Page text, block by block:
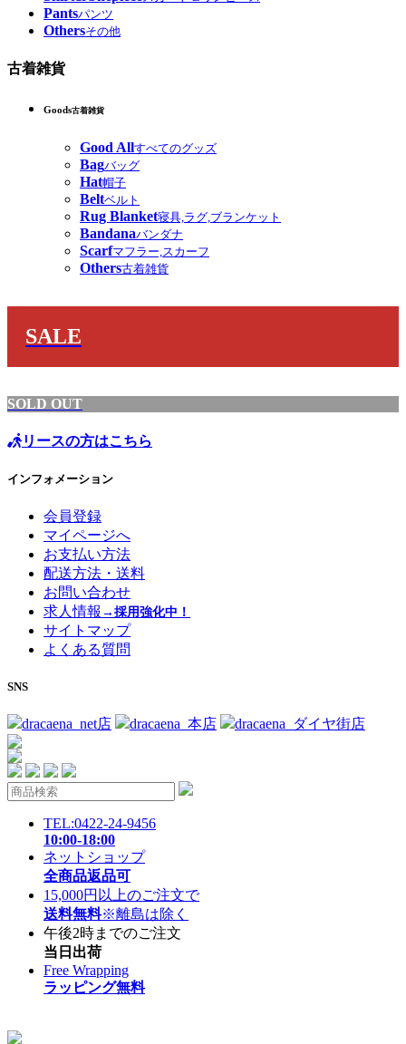
Pantsパンツ
Othersその他
古着雑貨
Goods古着雑貨
Good Allすべてのグッズ
Bagバッグ
Hat帽子
Beltベルト
Rug Blanket寝具,ラグ,ブランケット
Bandanaバンダナ
Scarfマフラー,スカーフ
Others古着雑貨
SALE
SOLD OUT
リースの方はこちら
インフォメーション
会員登録
マイページへ
お支払い方法
配送方法・送料
お問い合わせ
求人情報 →採用強化中！
サイトマップ
よくある質問
SNS
dracaena_net店 dracaena_本店 dracaena_ダイヤ街店
TEL:0422-24-9456
10:00-18:00
ネットショップ
全商品返品可
15,000円以上のご注文で
送料無料※離島は除く
午後2時までのご注文
当日出荷
Free Wrapping
ラッピング無料